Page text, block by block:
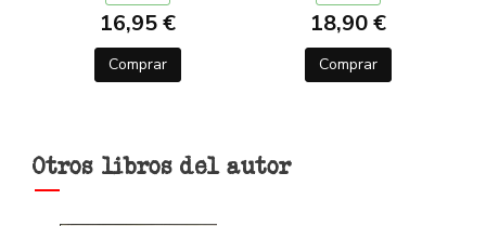
16,95 €
Comprar
18,90 €
Comprar
Otros libros del autor